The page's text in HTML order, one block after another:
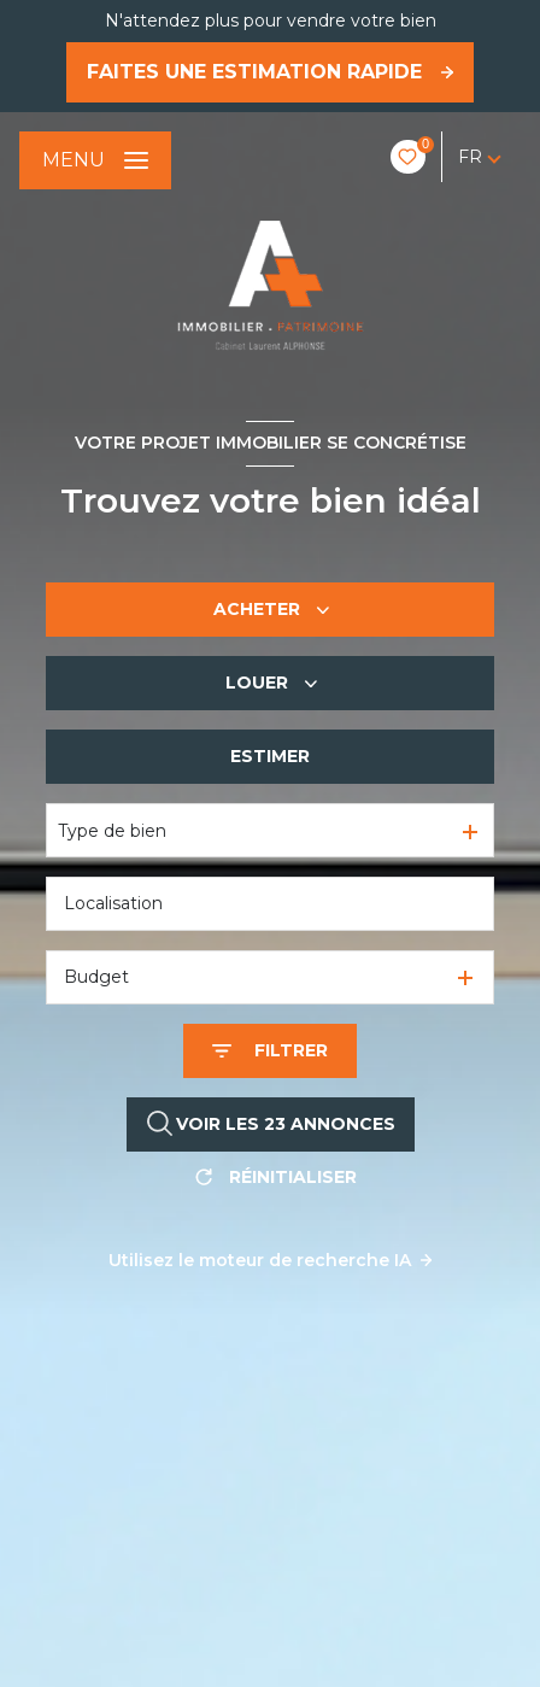
N'attendez plus pour vendre votre bien
FAITES UNE ESTIMATION RAPIDE
0
FR
MENU
VOTRE PROJET IMMOBILIER SE CONCRÉTISE
Trouvez votre bien idéal
ACHETER
De l'immo pro
LOUER
De l'immo pro
ESTIMER
Type de bien
Budget
FILTRER
VOIR LES 23ANNONCES
RÉINITIALISER
Utilisez le moteur de recherche IA